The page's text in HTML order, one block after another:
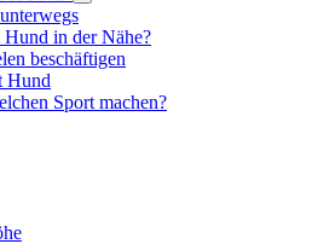
in der Nähe?
beschäftigen
Hund
Sport machen?